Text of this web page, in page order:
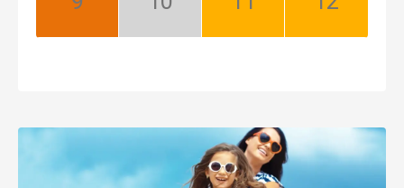
September:
Október:
November:
December: